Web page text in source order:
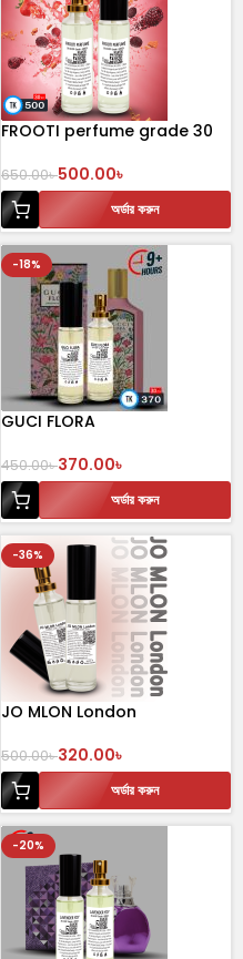
FROOTI perfume grade 30
650.00৳500.00৳
অর্ডার করুন
-18%
GUCI FLORA
450.00৳370.00৳
অর্ডার করুন
-36%
JO MLON London
500.00৳320.00৳
অর্ডার করুন
-20%